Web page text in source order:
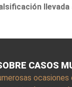
CASOS
ocasiones